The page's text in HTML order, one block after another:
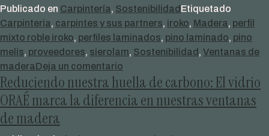
Publicado en Carpintería, Sostenibilidad Etiquetado
Carpinteria, carpintes y sus partners, iroko, Madera, perfil
mixto roble iroko, perfiles laminados, pino laminado, pino
melis, proveedores, sierolam, Sostenibilidad , Ventanas de
maderaDeja un comentario
Sierolam
Carpintek
Reduciendo nuestra huella de carbono: El vidrio
ORAÉ marca la diferencia en nuestras ventanas
de madera